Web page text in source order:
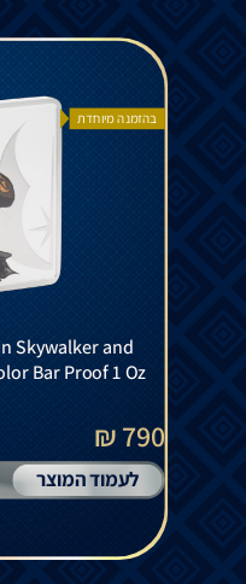
בהזמנה מיוחדת
Skywalker and
Bar Proof 1 Oz
790 ₪
לעמוד המוצר